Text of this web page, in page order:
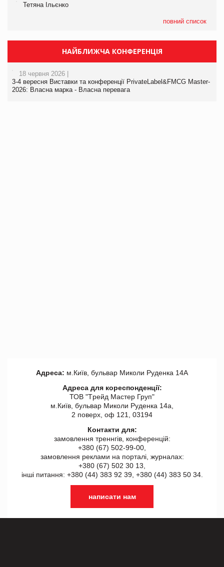
Тетяна Ільєнко
повний список
НАЙБЛИЖЧА КОНФЕРЕНЦІЯ
18 червня 2026 |
3-4 вересня Виставки та конференції PrivateLabel&FMCG Master-
2026: Власна марка - Власна перевага
Адреса: м.Київ, бульвар Миколи Руденка 14А
Адреса для кореспонденції:
ТОВ "Tрейд Мастер Груп"
м.Київ, бульвар Миколи Руденка 14а,
2 поверх, оф 121, 03194
Контакти для:
замовлення треннгів, конференцій:
+380 (67) 502-99-00,
замовлення реклами на порталі, журналах:
+380 (67) 502 30 13,
інші питання: +380 (44) 383 92 39, +380 (44) 383 50 34.
написати нам